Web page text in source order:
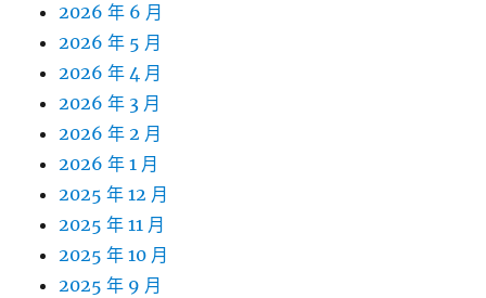
2026 年 6 月
2026 年 5 月
2026 年 4 月
2026 年 3 月
2026 年 2 月
2026 年 1 月
2025 年 12 月
2025 年 11 月
2025 年 10 月
2025 年 9 月